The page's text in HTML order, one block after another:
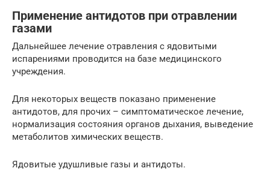
Применение антидотов при отравлении
газами
Дальнейшее лечение отравления с ядовитыми
испарениями проводится на базе медицинского
учреждения.
Для некоторых веществ показано применение
антидотов, для прочих – симптоматическое лечение,
нормализация состояния органов дыхания, выведение
метаболитов химических веществ.
Ядовитые удушливые газы и антидоты.